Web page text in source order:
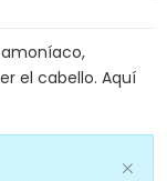
el cabello. Aquí